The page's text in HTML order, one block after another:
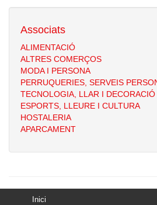
Associats
ALIMENTACIÓ
ALTRES COMERÇOS
MODA I PERSONA
PERRUQUERIES, SERVEIS
TECNOLOGIA, LLAR I DECORACIÓ
ESPORTS, LLEURE I CULTURA
HOSTALERIA
APARCAMENT
Inici